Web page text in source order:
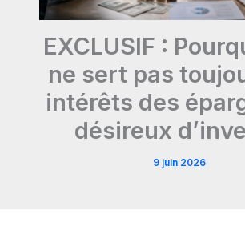
EXCLUSIF :
ne sert pas
intérêts des
désireux
9 juin 2026